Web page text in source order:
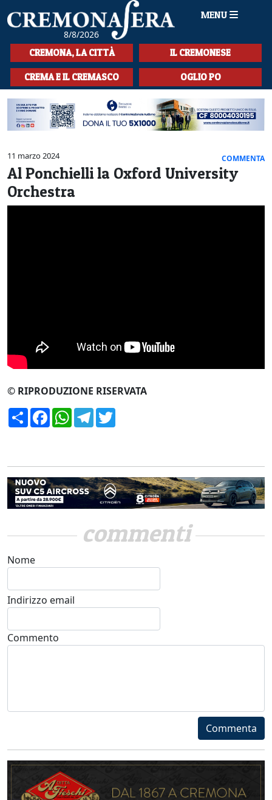
8/8/2026
MENU
HOME
CRONACA
SPORT
LA MUSICA
CULTURA
LA STORIA
CREMONA, LA CITTÀ IL CREMONESE
CREMA E IL CREMASCO OGLIO PO
11 marzo 2024 COMMENTA
Al Ponchielli la Oxford University
Orchestra
© RIPRODUZIONE RISERVATA
CondividiFacebookWhatsApp
Telegram
commenti
Nome
Indirizzo email
Commento
Commenta